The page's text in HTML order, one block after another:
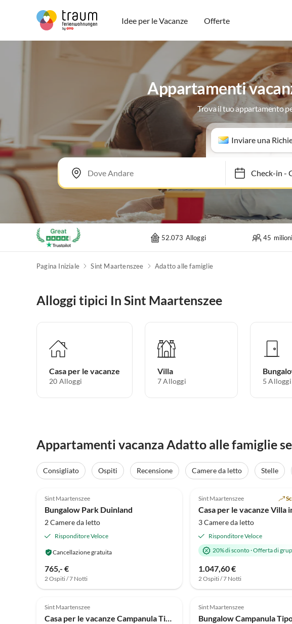
Idee per le Vacanze Offerte
Appartamenti
Trova il tuo appartamento
Inviare una
Check-in-
52.073 Alloggi 45
Pagina Iniziale Sint Maartenszee Adatto alle famiglie
Alloggi tipici In Sint Maartenszee
Casa per le vacanze
20 Alloggi
Villa
7 Alloggi 5 Alloggi
Appartamenti vacanza Adatto alle famiglie
Consigliato Ospiti Recensione Camere da letto Stelle
Sint Maartenszee
Bungalow Park Duinland
2 Camere da letto
Risponditore Veloce
Cancellazione gratuita
765,- €
2 Ospiti / 7 Notti
Premio 2025
Sint Maartenszee
3 Camere da letto
Risponditore Veloce
20% di sconto·Offerta di
1.047,60 €
2 Ospiti / 7 Notti
Sint Maartenszee
Casa per le vacanze Campanula Tipo A 4
Sint Maartenszee
Bungalow Campanula